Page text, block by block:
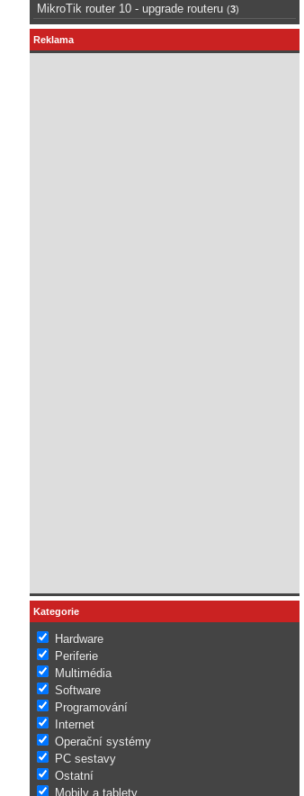
MikroTik router 10 - upgrade routeru (3)
Reklama
Kategorie
Hardware
Periferie
Multimédia
Software
Programování
Internet
Operační systémy
PC sestavy
Ostatní
Mobily a tablety